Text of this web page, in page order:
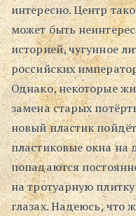
интересно. Центр
может быть
историей, чугунное
российских
Однако, некоторые
замена старых
новый пластик
пластиковые окна на
попадаются
на тротуарную
глазах. Надеюсь, что